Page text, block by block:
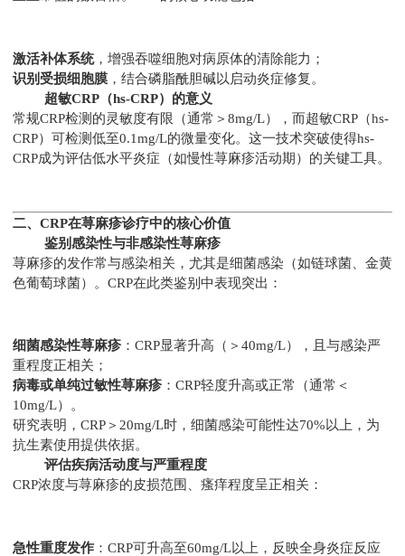
激活补体系统，增强吞噬细胞对病原体的清除能力；
识别受损细胞膜 ，结合磷脂酰胆碱以启动炎症修复。
超敏CRP（hs-CRP）的意义
常规CRP检测的灵敏度有限（通常＞8mg/L），而超敏CRP（hs-
CRP）可检测低至0.1mg/L的微量变化。这一技术突破使得hs-
CRP成为评估低水平炎症（如慢性荨麻疹活动期）的关键工具。
二、CRP在荨麻疹诊疗中的核心价值
鉴别感染性与非感染性荨麻疹
荨麻疹的发作常与感染相关，尤其是细菌感染（如链球菌、金黄
色葡萄球菌）。CRP在此类鉴别中表现突出：
细菌感染性荨麻疹 ：CRP显著升高（＞40mg/L），且与感染严
重程度正相关；
病毒或单纯过敏性荨麻疹 ：CRP轻度升高或正常（通常＜
10mg/L）。
研究表明，CRP＞20mg/L时，细菌感染可能性达70%以上，为
抗生素使用提供依据。
评估疾病活动度与严重程度
CRP浓度与荨麻疹的皮损范围、瘙痒程度呈正相关：
急性重度发作 ：CRP可升高至60mg/L以上，反映全身炎症反应